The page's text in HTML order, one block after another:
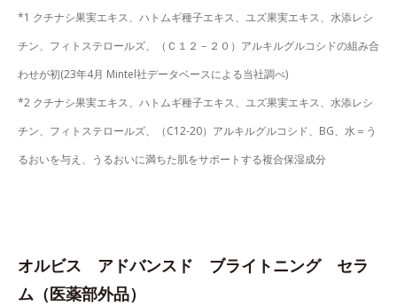
*1 クチナシ果実エキス、ハトムギ種子エキス、ユズ果実エキス、水添レシ
チン、フィトステロールズ、（Ｃ１２－２０）アルキルグルコシドの組み合
わせが初(23年4月 Mintel社データベースによる当社調べ)
*2 クチナシ果実エキス、ハトムギ種子エキス、ユズ果実エキス、水添レシ
チン、フィトステロールズ、（C12-20）アルキルグルコシド、BG、水＝う
るおいを与え、うるおいに満ちた肌をサポートする複合保湿成分
オルビス アドバンスド ブライトニング セラ
ム（医薬部外品）